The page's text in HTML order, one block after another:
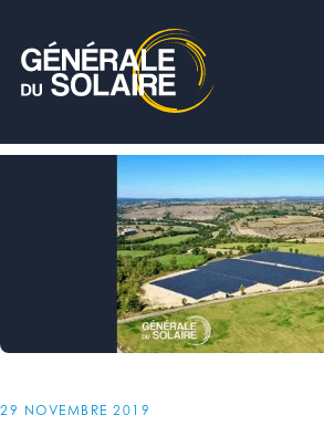
29 NOVEMBRE 2019